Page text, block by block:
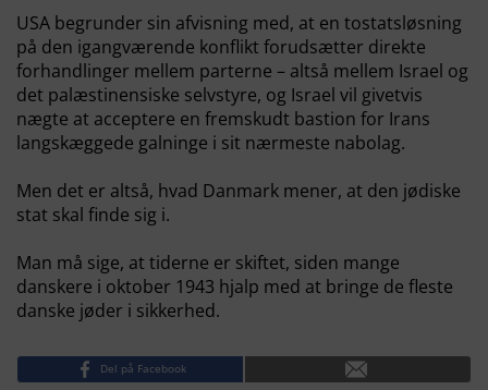
USA begrunder sin afvisning med, at en tostatsløsning
på den igangværende konflikt forudsætter direkte
forhandlinger mellem parterne – altså mellem Israel og
det palæstinensiske selvstyre, og Israel vil givetvis
nægte at acceptere en fremskudt bastion for Irans
langskæggede galninge i sit nærmeste nabolag.
Men det er altså, hvad Danmark mener, at den jødiske
stat skal finde sig i.
Man må sige, at tiderne er skiftet, siden mange
danskere i oktober 1943 hjalp med at bringe de fleste
danske jøder i sikkerhed.
Del på Facebook